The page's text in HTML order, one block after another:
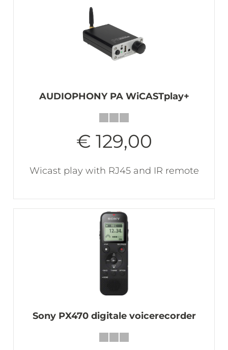
AUDIOPHONY PA WiCASTplay+
€ 129,00
Wicast play with RJ45 and IR remote
Sony PX470 digitale voicerecorder